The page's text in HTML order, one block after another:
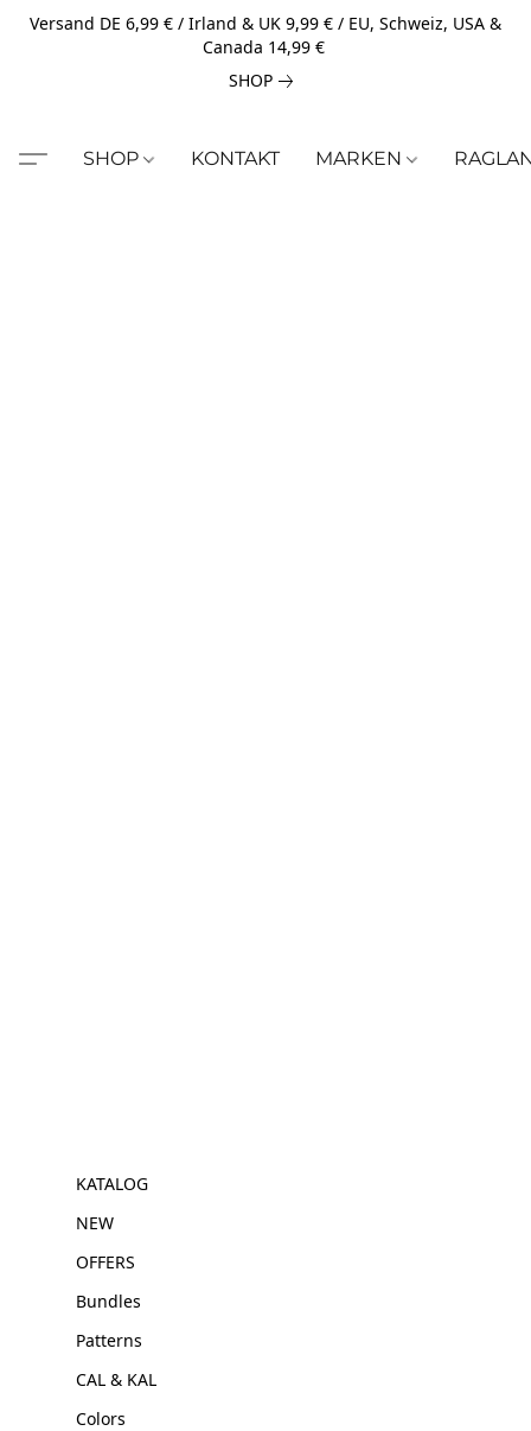
Versand DE 6,99 € / Irland & UK 9,99 € / EU, Schweiz, USA &
Canada 14,99 €
SHOP
SHOP KONTAKT MARKEN
KATALOG
NEW
OFFERS
Bundles
Patterns
CAL & KAL
Colors